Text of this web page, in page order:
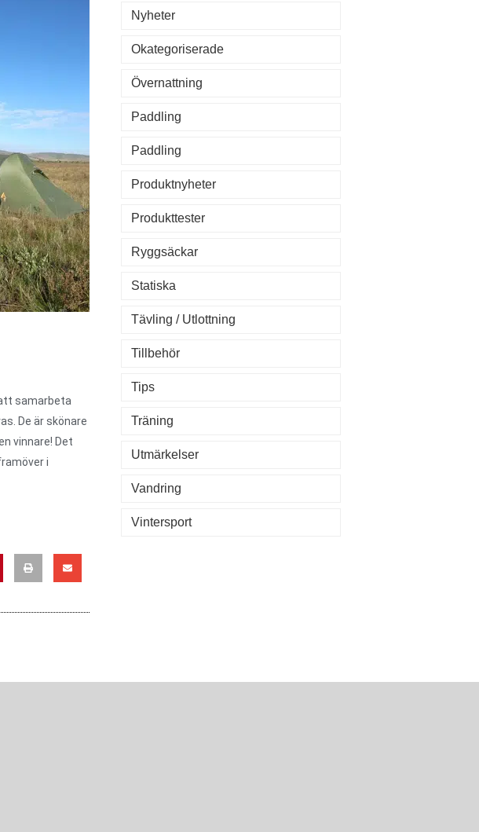
samarbeta
De är skönare
vinnare! Det
i
Nyheter
Okategoriserade
Övernattning
Paddling
Paddling
Produktnyheter
Produkttester
Ryggsäckar
Statiska
Tävling / Utlottning
Tillbehör
Tips
Träning
Utmärkelser
Vandring
Vintersport